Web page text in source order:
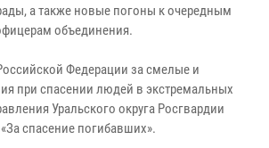
а также новые погоны к очередным
объединения.
Федерации за смелые и
при спасении людей в экстремальных
Уральского округа Росгвардии
спасение погибавших».